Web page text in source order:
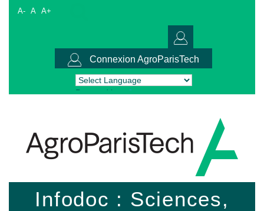
A- A A+
Connexion AgroParisTech
Powered by Translate
Infodoc : Sciences,